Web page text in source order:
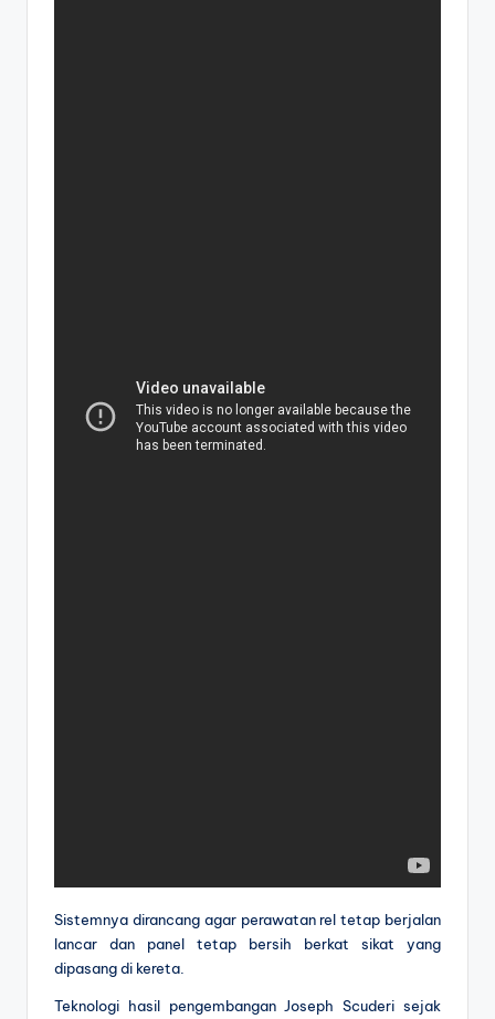
Sistemnya dirancang agar perawatan rel tetap berjalan
lancar dan panel tetap bersih berkat sikat yang
dipasang di kereta.
Teknologi hasil pengembangan Joseph Scuderi sejak